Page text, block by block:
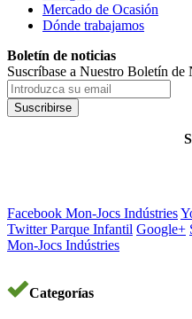
Mercado de Ocasión
Dónde trabajamos
Boletín de noticias
Suscríbase a Nuestro Boletín de
Suscribirse
Facebook Mon-Jocs Indústries
Twitter Parque Infantil Google+
Mon-Jocs Indústries
Categorías